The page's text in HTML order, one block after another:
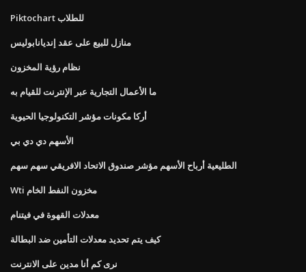
Piktochart للطلاب
منازل للبيع على عقد إنديانابوليس
نظام رؤية المخزون
ما الأعمال التجارية عبر الإنترنت للقيام به
أركا مكونات مؤشر التكنولوجيا الحيوية
الأسهم دي دي بي
الطليعية أرباح الأسهم مؤشر صندوق الاتحاد الافريقي سهم سهم
Wti مخزون النفط الخام
معدلات القهوة في فيتنام
كيف يتم تحديد معدلات التأمين ضد البطالة
نرى كم أنا مدين على الانترنت